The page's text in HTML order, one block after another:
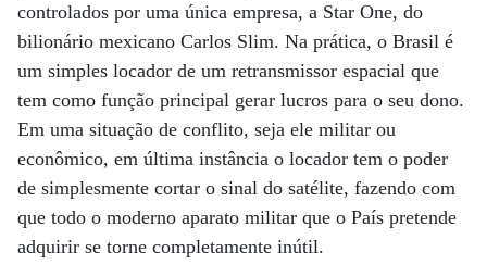
controlados por uma única empresa, a Star One, do
bilionário mexicano Carlos Slim. Na prática, o Brasil é
um simples locador de um retransmissor espacial que
tem como função principal gerar lucros para o seu dono.
Em uma situação de conflito, seja ele militar ou
econômico, em última instância o locador tem o poder
de simplesmente cortar o sinal do satélite, fazendo com
que todo o moderno aparato militar que o País pretende
adquirir se torne completamente inútil.